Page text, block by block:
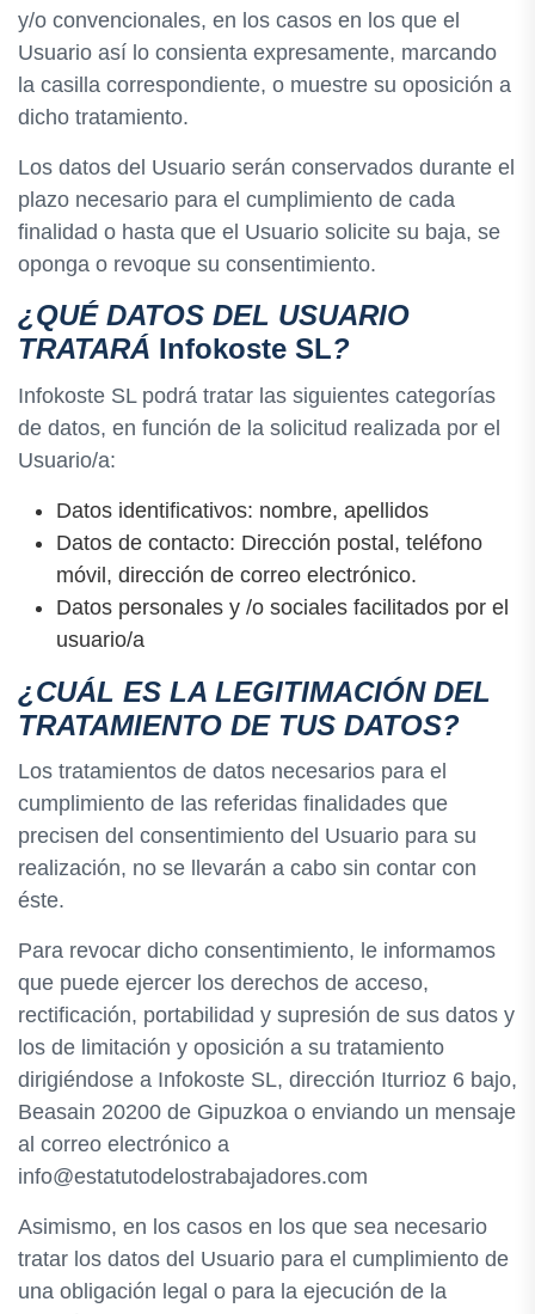
y/o convencionales, en los casos en los que el
Usuario así lo consienta expresamente, marcando
la casilla correspondiente, o muestre su oposición a
dicho tratamiento.
Los datos del Usuario serán conservados durante el
plazo necesario para el cumplimiento de cada
finalidad o hasta que el Usuario solicite su baja, se
oponga o revoque su consentimiento.
¿QUÉ DATOS DEL USUARIO
TRATARÁ Infokoste SL?
Infokoste SL podrá tratar las siguientes categorías
de datos, en función de la solicitud realizada por el
Usuario/a:
Datos identificativos: nombre, apellidos
Datos de contacto: Dirección postal, teléfono
móvil, dirección de correo electrónico.
Datos personales y /o sociales facilitados por el
usuario/a
¿CUÁL ES LA LEGITIMACIÓN DEL
TRATAMIENTO DE TUS DATOS?
Los tratamientos de datos necesarios para el
cumplimiento de las referidas finalidades que
precisen del consentimiento del Usuario para su
realización, no se llevarán a cabo sin contar con
éste.
Para revocar dicho consentimiento, le informamos
que puede ejercer los derechos de acceso,
rectificación, portabilidad y supresión de sus datos y
los de limitación y oposición a su tratamiento
dirigiéndose a Infokoste SL, dirección Iturrioz 6 bajo,
Beasain 20200 de Gipuzkoa o enviando un mensaje
al correo electrónico a
info@estatutodelostrabajadores.com
Asimismo, en los casos en los que sea necesario
tratar los datos del Usuario para el cumplimiento de
una obligación legal o para la ejecución de la